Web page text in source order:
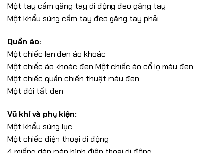
Một tay cầm găng tay di động đeo găng tay
Một khẩu súng cầm tay đeo găng tay phải
Quần áo:
Một chiếc len đen áo khoác
Một chiếc áo khoác đen Một chiếc áo cổ lọ màu đen
Một chiếc quần chiến thuật màu đen
Một đôi tất đen
Vũ khí và phụ kiện:
Một khẩu súng lục
Một chiếc điện thoại di động